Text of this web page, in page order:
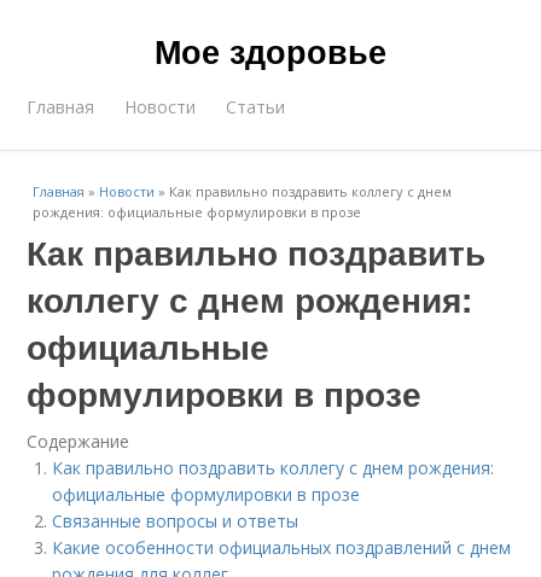
Мое здоровье
Главная Новости Статьи
Главная » Новости » Как правильно поздравить коллегу с днем
рождения: официальные формулировки в прозе
Как правильно поздравить
коллегу с днем рождения:
официальные
формулировки в прозе
Содержание
Как правильно поздравить коллегу с днем рождения:
официальные формулировки в прозе
Связанные вопросы и ответы
Какие особенности официальных поздравлений с днем